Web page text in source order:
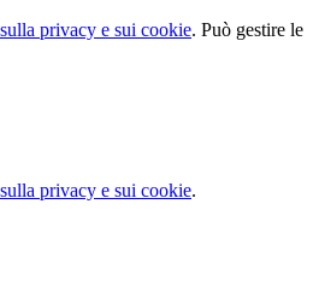
privacy e sui cookie. Può gestire le
privacy e sui cookie.